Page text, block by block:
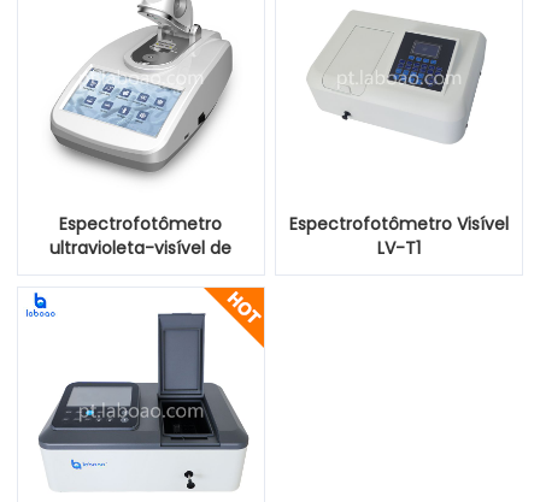
Espectrofotômetro
ultravioleta-visível de
lâmpada de xenon
Espectrofotômetro Visível
LV-T1